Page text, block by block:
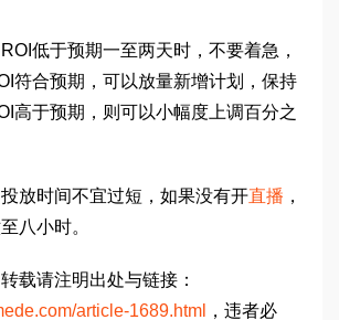
低于预期一至两天时，不要着急，
符合预期，可以放量新增计划，保持
高于预期，则可以小幅度上调百分之
投放时间不宜过短，如果没有开直播 ，
八小时。
载请注明出处与链接：
article-1689.html
，违者必